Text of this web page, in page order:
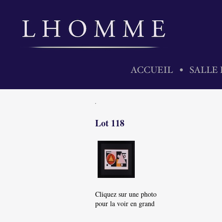
Lot 118
Cliquez sur une photo
pour la voir en grand